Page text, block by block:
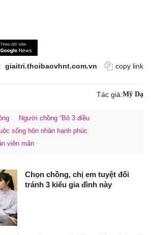
giaitri.thoibaovhnt.com.vn copy link
Tác giả:Mỹ Dạ
Người chồng “Bỏ 3 điều
sống hôn nhân hạnh phúc
viên mãn
Chọn chồng, chị em tuyệt đối
tránh 3 kiểu gia đình này